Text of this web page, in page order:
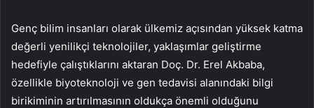
Genç bilim insanları olarak ülkemiz açısından yüksek katma
değerli yenilikçi teknolojiler, yaklaşımlar geliştirme
hedefiyle çalıştıklarını aktaran Doç. Dr. Erel Akbaba,
özellikle biyoteknoloji ve gen tedavisi alanındaki bilgi
birikiminin artırılmasının oldukça önemli olduğunu